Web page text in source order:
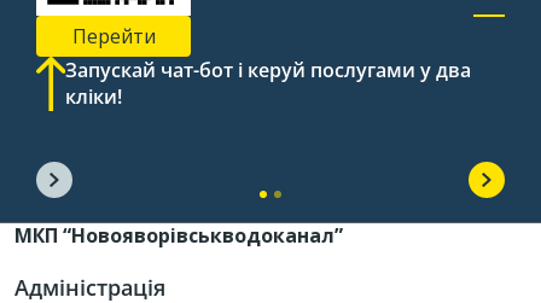
Перейти
Запускай чат-бот і керуй послугами у два
кліки!
МКП “Новояворівськводоканал”
Адміністрація